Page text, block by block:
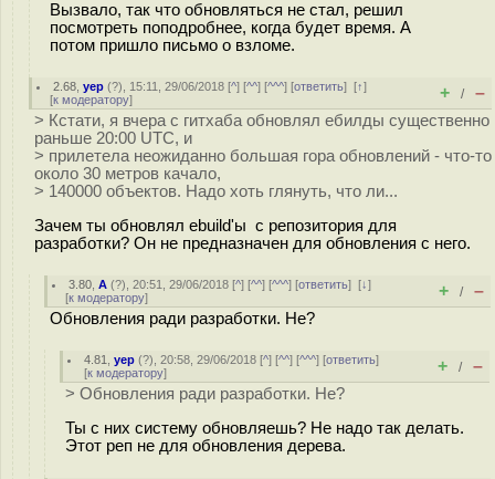
Вызвало, так что обновляться не стал, решил
посмотреть поподробнее, когда будет время. А
потом пришло письмо о взломе.
2.68 ,yep (?), 15:11, 29/06/2018 [^] [^^] [^^^] [ответить][↑]
[к модератору] + / –
> Кстати, я вчера с гитхаба обновлял ебилды существенно
раньше 20:00 UTC, и
> прилетела неожиданно большая гора обновлений - что-то
около 30 метров качало,
> 140000 объектов. Надо хоть глянуть, что ли...
Зачем ты обновлял ebuild'ы c репозитория для
разработки? Он не предназначен для обновления с него.
3.80 ,A (?), 20:51, 29/06/2018 [^] [^^] [^^^] [ответить][↓]
[к модератору] + / –
Обновления ради разработки. Не?
4.81 ,yep (?), 20:58, 29/06/2018 [^] [^^] [^^^] [ответить]
[к модератору] + / –
> Обновления ради разработки. Не?
Ты с них систему обновляешь? Не надо так делать.
Этот реп не для обновления дерева.